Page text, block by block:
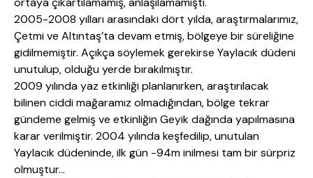
2005-2008 yılları arasındaki dört yılda, araştırmalarımız,
Çetmi ve Altıntaş’ta devam etmiş, bölgeye bir süreliğine
gidilmemiştir. Açıkça söylemek gerekirse Yaylacık düdeni
unutulup, olduğu yerde bırakılmıştır.
2009 yılında yaz etkinliği planlanırken, araştırılacak
bilinen ciddi mağaramız olmadığından, bölge tekrar
gündeme gelmiş ve etkinliğin Geyik dağında yapılmasına
karar verilmiştir. 2004 yılında keşfedilip, unutulan
Yaylacık düdeninde, ilk gün -94m inilmesi tam bir sürpriz
olmuştur…